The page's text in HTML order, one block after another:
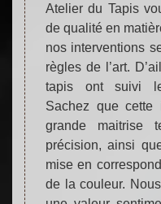
Atelier du Tapis
de qualité en
nos interventions
règles de l’art.
tapis ont suivi
Sachez que cette
grande maitrise
précision, ainsi
mise en
de la couleur.